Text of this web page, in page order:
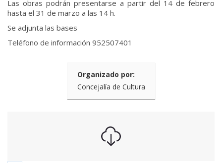
Las obras podrán presentarse a partir del 14 de febrero
hasta el 31 de marzo a las 14 h.
Se adjunta las bases
Teléfono de información 952507401
Organizado por:
Concejalía de Cultura